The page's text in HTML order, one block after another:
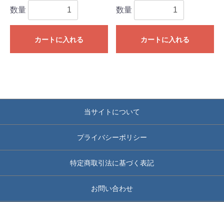
数量
カートに入れる
数量
カートに入れる
当サイトについて
プライバシーポリシー
特定商取引法に基づく表記
お問い合わせ